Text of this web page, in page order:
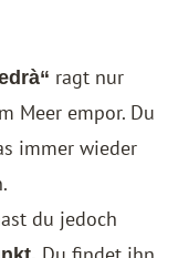
ragt nur
Meer empor. Du
immer wieder
du jedoch